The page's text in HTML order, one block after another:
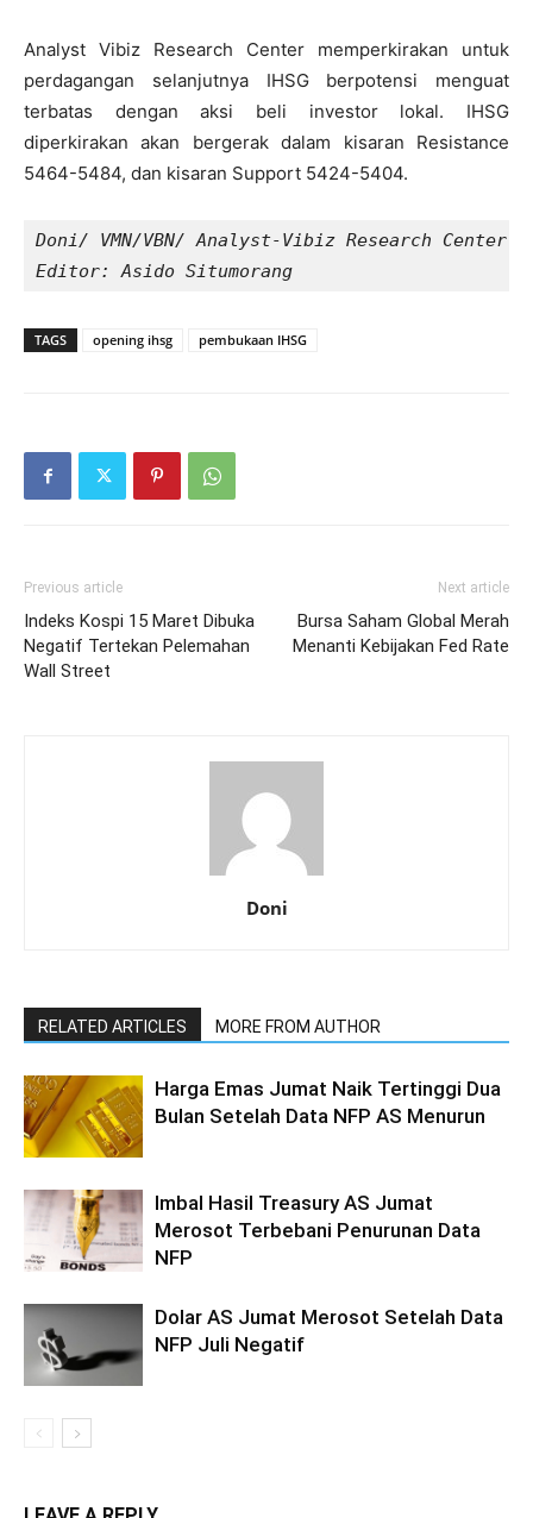
Analyst Vibiz Research Center memperkirakan untuk
perdagangan selanjutnya IHSG berpotensi menguat
terbatas dengan aksi beli investor lokal. IHSG
diperkirakan akan bergerak dalam kisaran Resistance
5464-5484, dan kisaran Support 5424-5404.
Doni/ VMN/VBN/ Analyst-Vibiz Research Center
Editor: Asido Situmorang
TAGS opening ihsg pembukaan IHSG
Previous article
Indeks Kospi 15 Maret Dibuka
Negatif Tertekan Pelemahan
Wall Street
Next article
Bursa Saham Global Merah
Menanti Kebijakan Fed Rate
Doni
RELATED ARTICLES MORE FROM AUTHOR
Harga Emas Jumat Naik Tertinggi Dua
Bulan Setelah Data NFP AS Menurun
Imbal Hasil Treasury AS Jumat
Merosot Terbebani Penurunan Data
NFP
Dolar AS Jumat Merosot Setelah Data
NFP Juli Negatif